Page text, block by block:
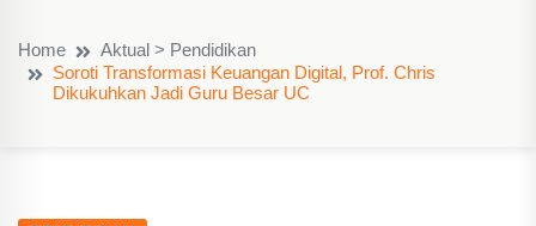
Home
Aktual > Pendidikan
Soroti Transformasi Keuangan Digital, Prof. Chris
Dikukuhkan Jadi Guru Besar UC